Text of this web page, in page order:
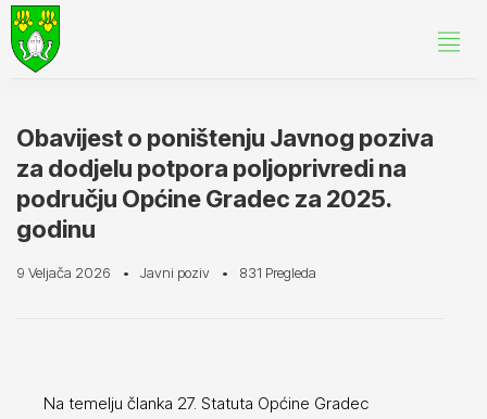
Obavijest o poništenju Javnog poziva
za dodjelu potpora poljoprivredi na
području Općine Gradec za 2025.
godinu
9 Veljača 2026 Javni poziv 831 Pregleda
Na temelju članka 27. Statuta Općine Gradec